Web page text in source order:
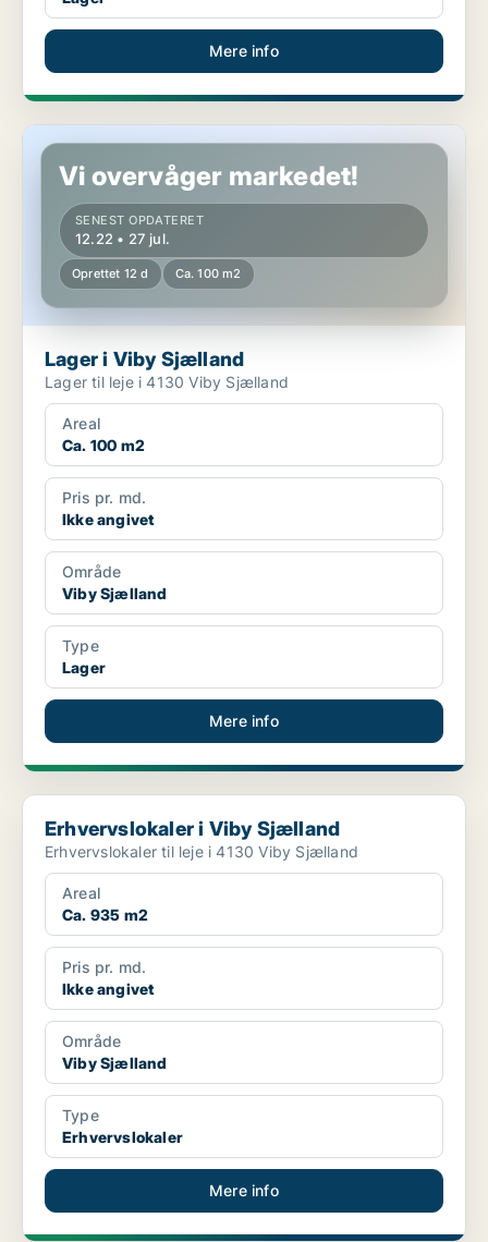
Mere info
Lager i Viby Sjælland
Vi overvåger markedet!
SENEST OPDATERET
12.22 • 27 jul.
Oprettet 12 d Ca. 100 m2
Lager i Viby Sjælland
Lager til leje i 4130 Viby Sjælland
Areal
Ca. 100 m2
Pris pr. md.
Ikke angivet
Område
Viby Sjælland
Type
Lager
Mere info
Erhvervslokaler i Viby Sjælland
Erhvervslokaler i Viby Sjælland
Erhvervslokaler til leje i 4130 Viby Sjælland
Areal
Ca. 935 m2
Pris pr. md.
Ikke angivet
Område
Viby Sjælland
Type
Erhvervslokaler
Mere info